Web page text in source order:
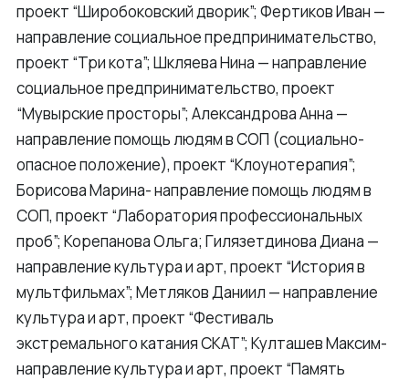
проект “Широбоковский дворик”; Фертиков Иван —
направление социальное предпринимательство,
проект “Три кота”; Шкляева Нина — направление
социальное предпринимательство, проект
“Мувырские просторы”; Александрова Анна —
направление помощь людям в СОП (социально-
опасное положение), проект “Клоунотерапия”;
Борисова Марина- направление помощь людям в
СОП, проект “Лаборатория профессиональных
проб”; Корепанова Ольга; Гилязетдинова Диана —
направление культура и арт, проект “История в
мультфильмах”; Метляков Даниил — направление
культура и арт, проект “Фестиваль
экстремального катания СКАТ”; Култашев Максим-
направление культура и арт, проект “Память